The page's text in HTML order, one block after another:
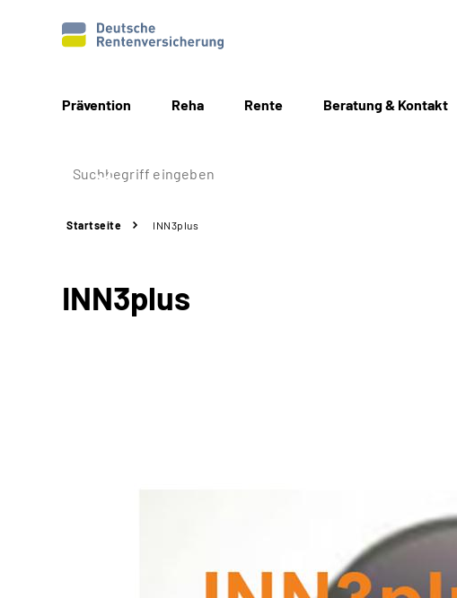
Prävention Reha Rente Beratung & Kontakt
Startseite INN3plus
INN3plus